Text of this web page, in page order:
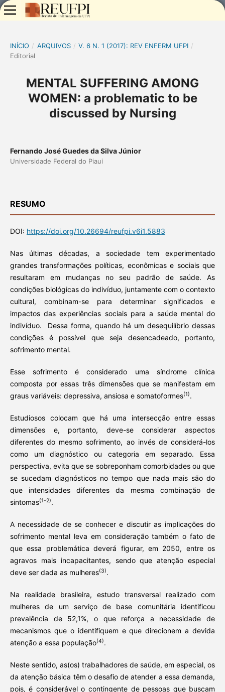
INÍCIO / ARQUIVOS / V. 6 N. 1 (2017): REV ENFERM UFPI /
Editorial
MENTAL SUFFERING AMONG
WOMEN: a problematic to be
discussed by Nursing
Fernando José Guedes da Silva Júnior
Universidade Federal do Piaui
RESUMO
DOI: https://doi.org/10.26694/reufpi.v6i1.5883
Nas últimas décadas, a sociedade tem experimentado
grandes transformações políticas, econômicas e sociais que
resultaram em mudanças no seu padrão de saúde. As
condições biológicas do indivíduo, juntamente com o contexto
cultural, combinam-se para determinar significados e
impactos das experiências sociais para a saúde mental do
indivíduo. Dessa forma, quando há um desequilíbrio dessas
condições é possível que seja desencadeado, portanto,
sofrimento mental.
Esse sofrimento é considerado uma síndrome clínica
composta por essas três dimensões que se manifestam em
graus variáveis: depressiva, ansiosa e somatoformes(1).
Estudiosos colocam que há uma intersecção entre essas
dimensões e, portanto, deve-se considerar aspectos
diferentes do mesmo sofrimento, ao invés de considerá-los
como um diagnóstico ou categoria em separado. Essa
perspectiva, evita que se sobreponham comorbidades ou que
se sucedam diagnósticos no tempo que nada mais são do
que intensidades diferentes da mesma combinação de
sintomas(1-2).
A necessidade de se conhecer e discutir as implicações do
sofrimento mental leva em consideração também o fato de
que essa problemática deverá figurar, em 2050, entre os
agravos mais incapacitantes, sendo que atenção especial
deve ser dada as mulheres(3).
Na realidade brasileira, estudo transversal realizado com
mulheres de um serviço de base comunitária identificou
prevalência de 52,1%, o que reforça a necessidade de
mecanismos que o identifiquem e que direcionem a devida
atenção a essa população(4).
Neste sentido, as(os) trabalhadores de saúde, em especial, os
da atenção básica têm o desafio de atender a essa demanda,
pois, é considerável o contingente de pessoas que buscam